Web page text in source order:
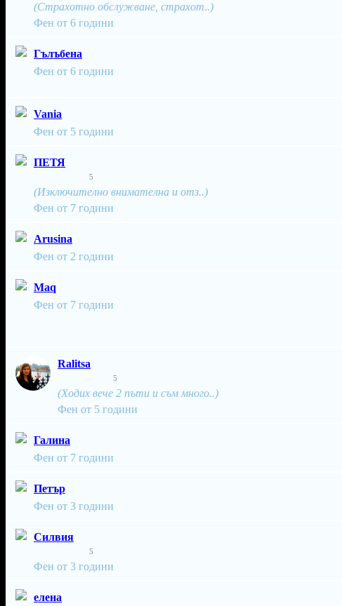
(Страхотно обслужване, страхот..)
Фен от 6 години
Гълъбена
Фен от 6 години
Vania
Фен от 5 години
ПЕТЯ
5
(Изключително внимателна и отз..)
Фен от 7 години
Arusina
Фен от 2 години
Maq
Фен от 7 години
Ralitsa
5
(Ходих вече 2 пъти и съм много..)
Фен от 5 години
Галина
Фен от 7 години
Петър
Фен от 3 години
Силвия
5
Фен от 3 години
елена